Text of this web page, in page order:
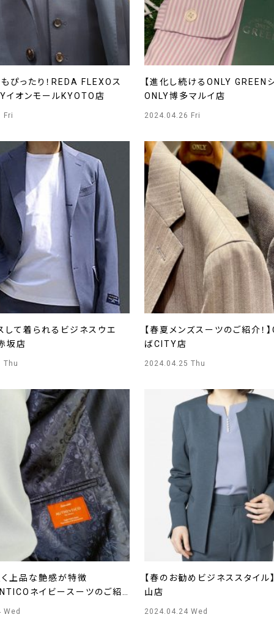
ぴったり！REDA FLEXOス
イオンモールKYOTO店
Fri
【進化し続けるONLY GREENシ
ONLY博多マルイ店
2024.04.26 Fri
して着られるビジネスウエ
坂店
Thu
【春夏メンズスーツのご紹介！
ばCITY店
2024.04.25 Thu
く上品な艶感が特徴
ネイビースーツのご紹
烏丸店
Wed
【春のお勧めビジネススタイル
山店
2024.04.24 Wed